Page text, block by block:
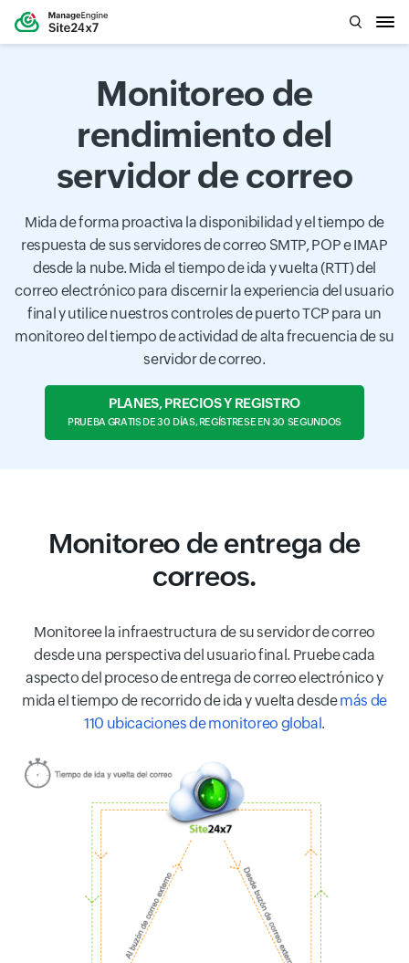
Monitoreo de
rendimiento del
servidor de correo
Mida de forma proactiva la disponibilidad y el tiempo de
respuesta de sus servidores de correo SMTP, POP e IMAP
desde la nube. Mida el tiempo de ida y vuelta (RTT) del
correo electrónico para discernir la experiencia del usuario
final y utilice nuestros controles de puerto TCP para un
monitoreo del tiempo de actividad de alta frecuencia de su
servidor de correo.
PLANES, PRECIOS Y REGISTRO
PRUEBA GRATIS DE 30 DÍAS, REGÍSTRESE EN 30 SEGUNDOS
Monitoreo de entrega de
correos.
Monitoree la infraestructura de su servidor de correo
desde una perspectiva del usuario final. Pruebe cada
aspecto del proceso de entrega de correo electrónico y
mida el tiempo de recorrido de ida y vuelta desdemás de
110 ubicaciones de monitoreo global.